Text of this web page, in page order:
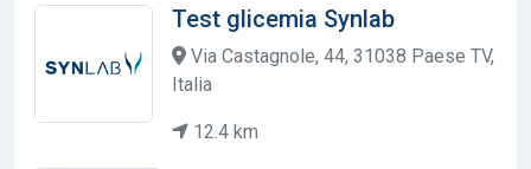
Test glicemia Synlab
Via Castagnole, 44, 31038 Paese TV,
Italia
12.4 km